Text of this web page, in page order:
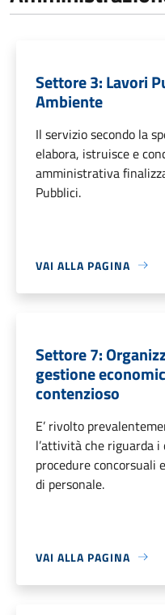
Settore 3: Lavori
Ambiente
Il servizio secondo la
elabora, istruisce e
amministrativa
Pubblici.
VAI ALLA PAGINA
Settore 7:
gestione
contenzioso
E’ rivolto
l’attività che riguarda
procedure concorsuali
di personale.
VAI ALLA PAGINA